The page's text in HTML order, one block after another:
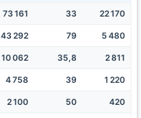
73 161 33 22 170
43 292 79 5 480
10 062 35,8 2 811
4 758 39 1 220
2 100 50 420